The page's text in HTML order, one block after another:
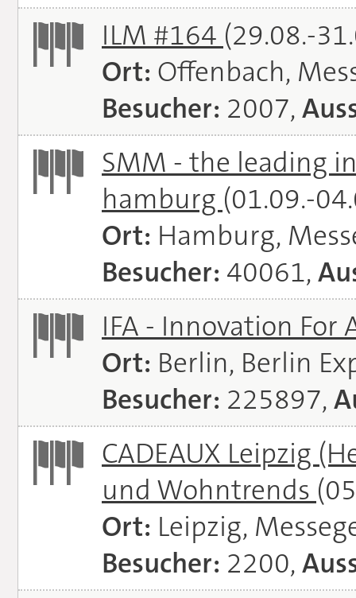
ILM #164 (29.08.-
Ort: Offenbach,
Besucher: 2007,
SMM - the leading
hamburg (01.09.-
Ort: Hamburg,
Besucher: 40061,
IFA - Innovation For
Ort: Berlin, Berlin
Besucher: 225897,
CADEAUX Leipzig
und Wohntrends
Ort: Leipzig,
Besucher: 2200,